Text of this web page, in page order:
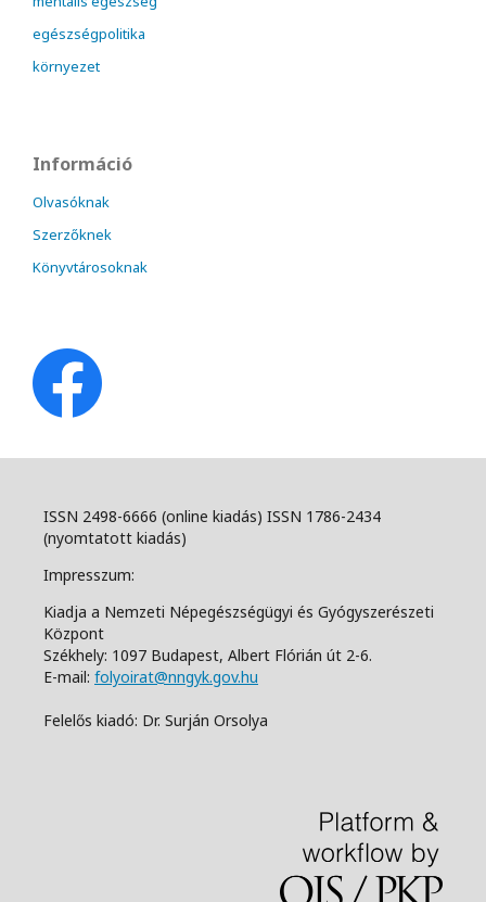
egészségpolitika
környezet
Információ
Olvasóknak
Szerzőknek
Könyvtárosoknak
ISSN 2498-6666 (online kiadás) ISSN 1786-2434
(nyomtatott kiadás)
Impresszum:
Kiadja a Nemzeti Népegészségügyi és Gyógyszerészeti
Központ
Székhely: 1097 Budapest, Albert Flórián út 2-6.
E-mail: folyoirat@nngyk.gov.hu
Felelős kiadó: Dr. Surján Orsolya